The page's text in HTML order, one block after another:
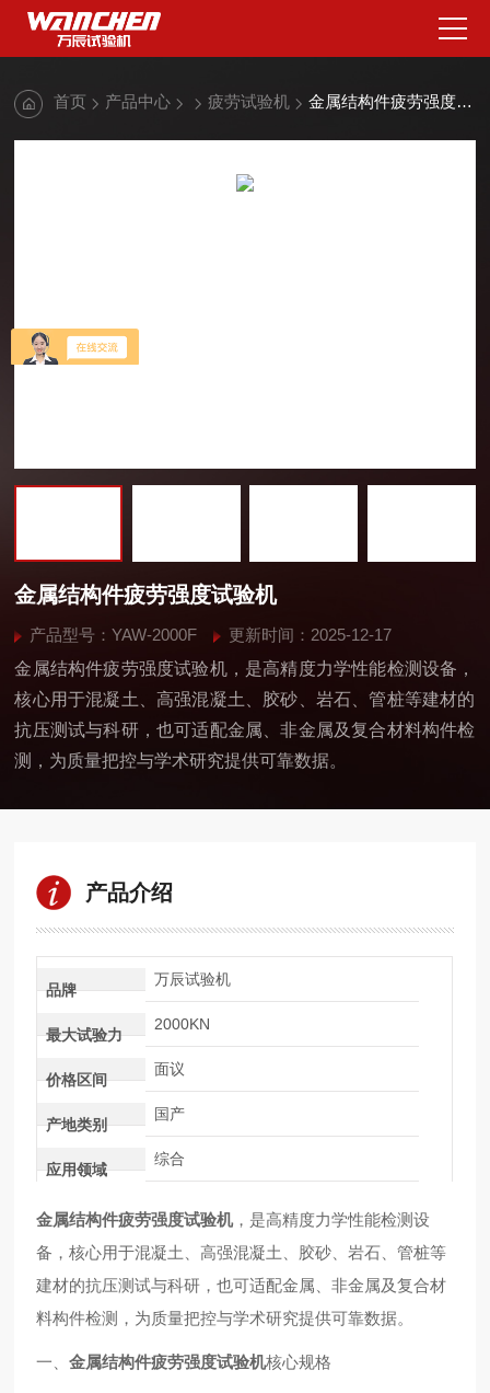
首页 产品中心 疲劳试验机 金属结构件疲劳强度试验机
金属结构件疲劳强度试验机
产品型号：YAW-2000F
更新时间：2025-12-17
金属结构件疲劳强度试验机，是高精度力学性能检测设备，
核心用于混凝土、高强混凝土、胶砂、岩石、管桩等建材的
抗压测试与科研，也可适配金属、非金属及复合材料构件检
测，为质量把控与学术研究提供可靠数据。
产品介绍
品牌
万辰试验机
最大试验力
2000KN
价格区间
面议
产地类别
国产
应用领域
综合
金属结构件疲劳强度试验机，是高精度力学性能检测设
备，核心用于混凝土、高强混凝土、胶砂、岩石、管桩等
建材的抗压测试与科研，也可适配金属、非金属及复合材
料构件检测，为质量把控与学术研究提供可靠数据。
一、金属结构件疲劳强度试验机核心规格